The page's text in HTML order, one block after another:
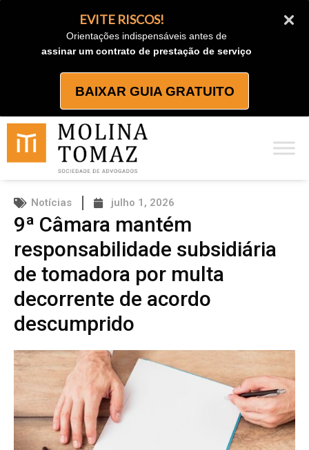
EVITE RISCOS!
Orientações indispensáveis antes de
assinar um contrato de prestação de serviço
BAIXAR GUIA GRATUITO
Notícias julho 1, 2026
9ª Câmara mantém
responsabilidade subsidiária
de tomadora por multa
decorrente de acordo
descumprido